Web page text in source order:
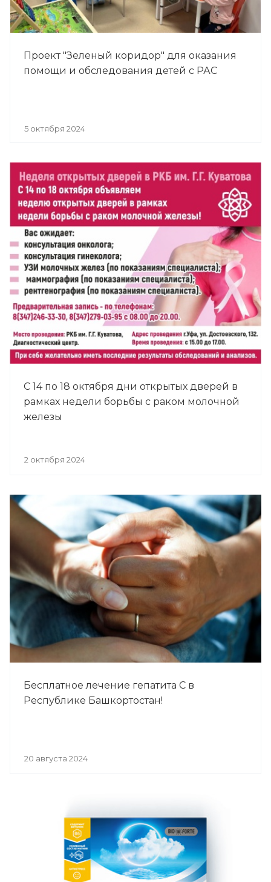
Проект "Зеленый коридор" для оказания
помощи и обследования детей с РАС
5 октября 2024
С 14 по 18 октября дни открытых дверей в
рамках недели борьбы с раком молочной
железы
2 октября 2024
Бесплатное лечение гепатита С в
Республике Башкортостан!
20 августа 2024